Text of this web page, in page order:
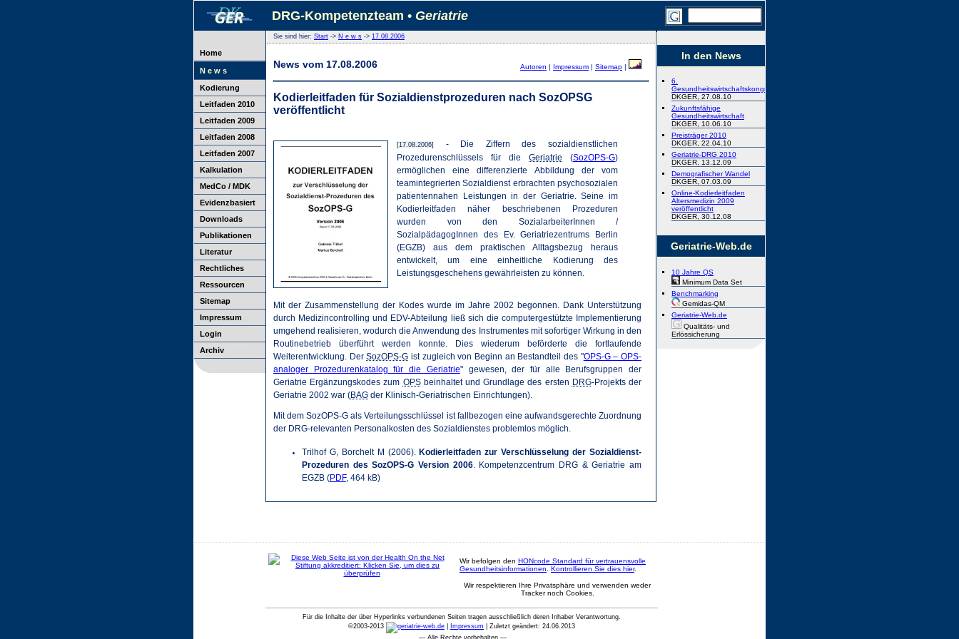
DRG-Kompetenzteam • Geriatrie
Home
N e w s
Kodierung
Leitfaden 2010
Leitfaden 2009
Leitfaden 2008
Leitfaden 2007
Kalkulation
MedCo / MDK
Evidenzbasiert
Downloads
Publikationen
Literatur
Rechtliches
Ressourcen
Sitemap
Impressum
Login
Archiv
Sie sind hier: Start -> N e w s -> 17.08.2006
News vom 17.08.2006 Autoren | Impressum | Sitemap |
Kodierleitfaden für Sozialdienstprozeduren nach SozOPSG
veröffentlicht
[17.08.2006]
- Die Ziffern des sozialdienstlichen
Prozedurenschlüssels für die Geriatrie (SozOPS-G)
ermöglichen eine differenzierte Abbildung der vom
teamintegrierten Sozialdienst erbrachten psychosozialen
patientennahen Leistungen in der Geriatrie. Seine im
Kodierleitfaden näher beschriebenen Prozeduren
wurden von den SozialarbeiterInnen /
SozialpädagogInnen des Ev. Geriatriezentrums Berlin
(EGZB) aus dem praktischen Alltagsbezug heraus
entwickelt, um eine einheitliche Kodierung des
Leistungsgeschehens gewährleisten zu können.
Mit der Zusammenstellung der Kodes wurde im Jahre 2002 begonnen. Dank Unterstützung
durch Medizincontrolling und EDV-Abteilung ließ sich die computergestützte Implementierung
umgehend realisieren, wodurch die Anwendung des Instrumentes mit sofortiger Wirkung in den
Routinebetrieb überführt werden konnte. Dies wiederum beförderte die fortlaufende
Weiterentwicklung. DerSozOPS-G ist zugleich von Beginn an Bestandteil des "OPS-G – OPS-
analoger Prozedurenkatalog für die Geriatrie" gewesen, der für alle Berufsgruppen der
Geriatrie Ergänzungskodes zum OPSbeinhaltet und Grundlage des ersten DRG-Projekts der
Geriatrie 2002 war (BAG der Klinisch-Geriatrischen Einrichtungen).
Mit dem SozOPS-G als Verteilungsschlüssel ist fallbezogen eine aufwandsgerechte Zuordnung
der DRG-relevanten Personalkosten des Sozialdienstes problemlos möglich.
Trilhof G, Borchelt M (2006).
Kodierleitfaden zur Verschlüsselung der Sozialdienst-
Prozeduren des SozOPS-G Version 2006. Kompetenzcentrum DRG & Geriatrie am
EGZB (PDF, 464 kB)
In den News
6.
Gesundheitswirtschaftskongress
DKGER, 27.08.10
Zukunftsfähige
Gesundheitswirtschaft
DKGER, 10.06.10
Preisträger 2010
DKGER, 22.04.10
Geriatrie-DRG 2010
DKGER, 13.12.09
Demografischer Wandel
DKGER, 07.03.09
Online-Kodierleitfaden
Altersmedizin 2009
veröffentlicht
DKGER, 30.12.08
Geriatrie-Web.de
10 Jahre QS
Minimum Data Set
Benchmarking
Gemidas-QM
Geriatrie-Web.de
Qualitäts- und
Erlössicherung
Wir befolgen den HONcode Standard für vertrauensvolle
Gesundheitsinformationen
Kontrollieren Sie dies hier.
Wir respektieren Ihre Privatsphäre und verwenden weder
Tracker noch Cookies.
Für die Inhalte der über Hyperlinks verbundenen Seiten tragen ausschließlich deren Inhaber Verantwortung.
©2003-2013 Impressum | Zuletzt geändert: 24.06.2013